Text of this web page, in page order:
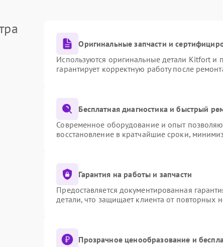
Оригинальные запчасти и
Используются оригинальные детали Kitfort
гарантирует корректную работу после
Бесплатная диагностика и быстрый
Современное оборудование и опыт
восстановление в кратчайшие сроки,
Гарантия на работы и запчасти
Предоставляется документированная
детали, что защищает клиента от повторных
Прозрачное ценообразование и